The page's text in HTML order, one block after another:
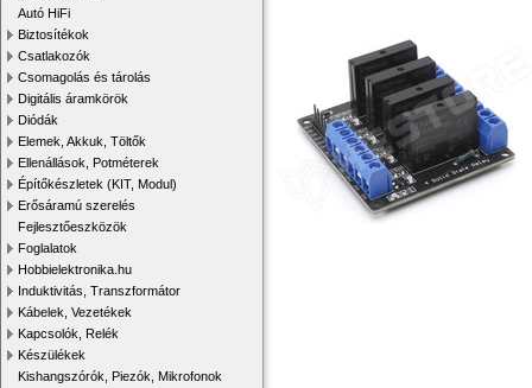
Autó HiFi
Biztosítékok
Csatlakozók
Csomagolás és tárolás
Digitális áramkörök
Diódák
Elemek, Akkuk, Töltők
Ellenállások, Potméterek
Építőkészletek (KIT, Modul)
Erősáramú szerelés
Fejlesztőeszközök
Foglalatok
Hobbielektronika.hu
Induktivitás, Transzformátor
Kábelek, Vezetékek
Kapcsolók, Relék
Készülékek
Kishangszórók, Piezók, Mikrofonok